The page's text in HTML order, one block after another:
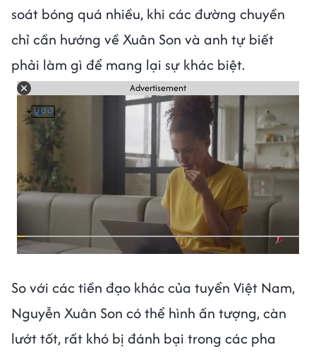
soát bóng quá nhiều, khi các đường chuyền
chỉ cần hướng về Xuân Son và anh tự biết
phải làm gì để mang lại sự khác biệt.
Advertisement
So với các tiền đạo khác của tuyển Việt Nam,
Nguyễn Xuân Son có thể hình ấn tượng, càn
lướt tốt, rất khó bị đánh bại trong các pha